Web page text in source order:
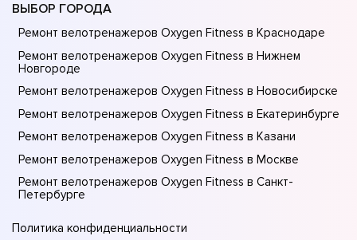
ВЫБОР ГОРОДА
Ремонт велотренажеров Oxygen Fitness в Краснодаре
Ремонт велотренажеров Oxygen Fitness в Нижнем
Новгороде
Ремонт велотренажеров Oxygen Fitness в Новосибирске
Ремонт велотренажеров Oxygen Fitness в Екатеринбурге
Ремонт велотренажеров Oxygen Fitness в Казани
Ремонт велотренажеров Oxygen Fitness в Москве
Ремонт велотренажеров Oxygen Fitness в Санкт-
Петербурге
Политика конфиденциальности